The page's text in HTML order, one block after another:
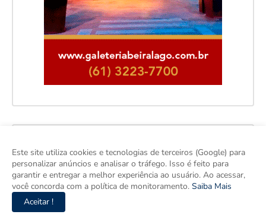
Este site utiliza cookies e tecnologias de terceiros (Google) para
personalizar anúncios e analisar o tráfego. Isso é feito para
garantir e entregar a melhor experiência ao usuário. Ao acessar,
você concorda com a política de monitoramento. Saiba Mais
Aceitar !